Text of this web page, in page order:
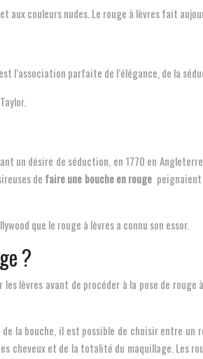
couleurs nudes. Le rouge à lèvres fait
l’association parfaite de l’élégance, de la
un désire de séduction, en 1770 en
de faire une bouche en rouge peignaient
que le rouge à lèvres a connu son essor.
?
lèvres avant de procéder à la pose de
la bouche, il est possible de choisir entre
cheveux et de la totalité du maquillage. Les